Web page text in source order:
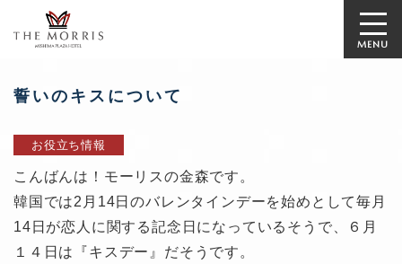
MENU
誓いのキスについて
お役立ち情報
こんばんは！モーリスの金森です。
韓国では2月14日のバレンタインデーを始めとして毎月
14日が恋人に関する記念日になっているそうで、６月
１４日は『キスデー』だそうです。